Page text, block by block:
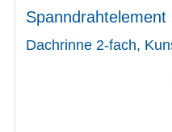
Dachrinne 2-fach,